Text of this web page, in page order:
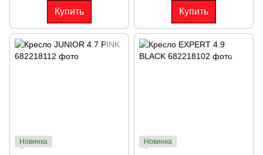
Купить Купить
Новинка Новинка